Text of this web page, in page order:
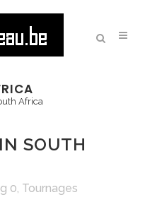
Africa
SOUTH
0, Tournages